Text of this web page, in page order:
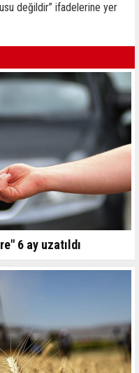
değildir” ifadelerine yer
6 ay uzatıldı